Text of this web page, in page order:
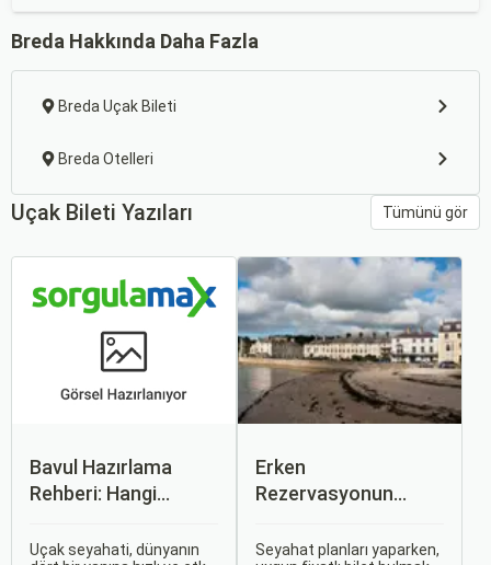
Breda Hakkında Daha Fazla
Breda Uçak Bileti
Breda Otelleri
Uçak Bileti Yazıları Tümünü gör
Bavul Hazırlama
Rehberi: Hangi
Alınmalı?
Uçak seyahati, dünyanın
Erken
Rezervasyonun
Otobüs Bileti Satın
Seyahat planları yaparken,